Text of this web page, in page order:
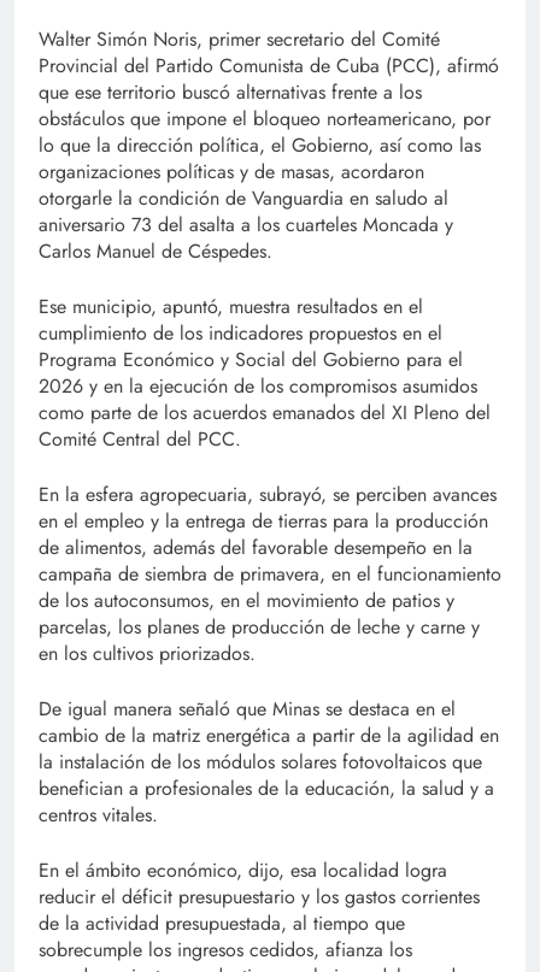
Walter Simón Noris, primer secretario del Comité
Provincial del Partido Comunista de Cuba (PCC), afirmó
que ese territorio buscó alternativas frente a los
obstáculos que impone el bloqueo norteamericano, por
lo que la dirección política, el Gobierno, así como las
organizaciones políticas y de masas, acordaron
otorgarle la condición de Vanguardia en saludo al
aniversario 73 del asalta a los cuarteles Moncada y
Carlos Manuel de Céspedes.
Ese municipio, apuntó, muestra resultados en el
cumplimiento de los indicadores propuestos en el
Programa Económico y Social del Gobierno para el
2026 y en la ejecución de los compromisos asumidos
como parte de los acuerdos emanados del XI Pleno del
Comité Central del PCC.
En la esfera agropecuaria, subrayó, se perciben avances
en el empleo y la entrega de tierras para la producción
de alimentos, además del favorable desempeño en la
campaña de siembra de primavera, en el funcionamiento
de los autoconsumos, en el movimiento de patios y
parcelas, los planes de producción de leche y carne y
en los cultivos priorizados.
De igual manera señaló que Minas se destaca en el
cambio de la matriz energética a partir de la agilidad en
la instalación de los módulos solares fotovoltaicos que
benefician a profesionales de la educación, la salud y a
centros vitales.
En el ámbito económico, dijo, esa localidad logra
reducir el déficit presupuestario y los gastos corrientes
de la actividad presupuestada, al tiempo que
sobrecumple los ingresos cedidos, afianza los